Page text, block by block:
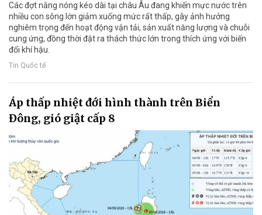
Các đợt nắng nóng kéo dài tại châu Âu đang khiến mực nước trên
nhiều con sông lớn giảm xuống mức rất thấp, gây ảnh hưởng
nghiêm trọng đến hoạt động vận tải, sản xuất năng lượng và chuỗi
cung ứng, đồng thời đặt ra thách thức lớn trong thích ứng với biến
đổi khí hậu.
Tin Quốc tế
Áp thấp nhiệt đới hình thành trên Biển
Đông, gió giật cấp 8